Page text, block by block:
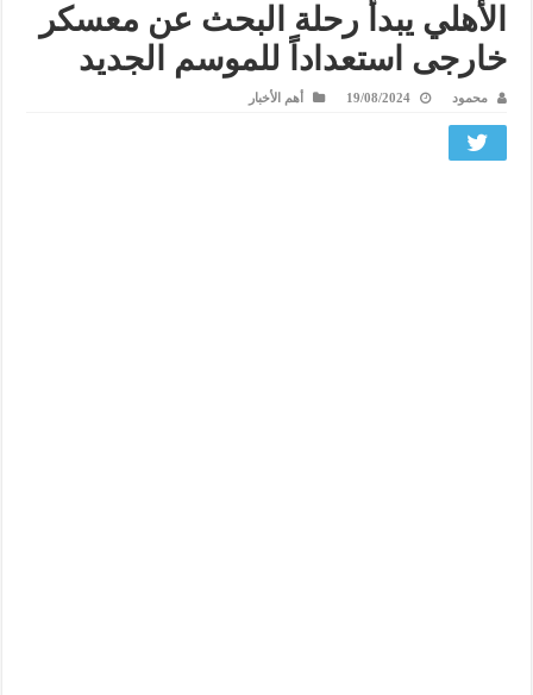
الأهلي يبدأ رحلة البحث عن معسكر
خارجى استعداداً للموسم الجديد
محمود 19/08/2024 أهم الأخبار